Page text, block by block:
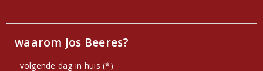
waarom Jos Beeres?
volgende dag in huis (*)